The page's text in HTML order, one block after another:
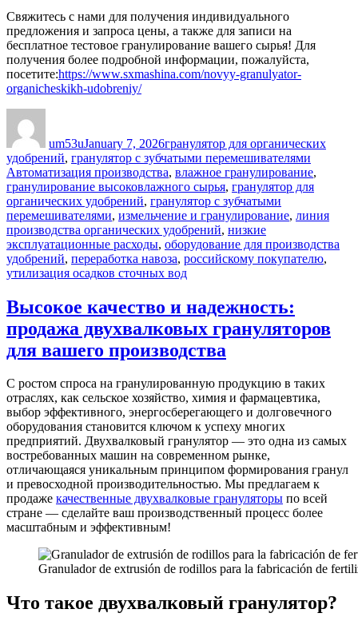
Свяжитесь с нами для получения индивидуального
предложения и запроса цены, а также для записи на
бесплатное тестовое гранулирование вашего сырья! Для
получения более подробной информации, пожалуйста,
посетите:https://www.sxmashina.com/novyy-granulyator-
organicheskikh-udobreniy/
um53uJanuary 7, 2026гранулятор для органических
удобрений, гранулятор с зубчатыми перемешивателями
Автоматизация производства, влажное гранулирование,
гранулирование высоковлажного сырья, гранулятор для
органических удобрений, гранулятор с зубчатыми
перемешивателями, измельчение и гранулирование, линия
производства органических удобрений, низкие
эксплуатационные расходы, оборудование для производства
удобрений, переработка навоза, российскому покупателю,
утилизация осадков сточных вод
Высокое качество и надежность:
продажа двухвалковых грануляторов
для вашего производства
С ростом спроса на гранулированную продукцию в таких
отраслях, как сельское хозяйство, химия и фармацевтика,
выбор эффективного, энергосберегающего и долговечного
оборудования становится ключом к успеху многих
предприятий. Двухвалковый гранулятор — это одна из самых
востребованных машин на современном рынке,
отличающаяся уникальным принципом формирования гранул
и превосходной производительностью. Мы предлагаем к
продаже качественные двухвалковые грануляторы по всей
стране — сделайте ваш производственный процесс более
масштабным и эффективным!
Granulador de extrusión de rodillos para la fabricación de
Что такое двухвалковый гранулятор?